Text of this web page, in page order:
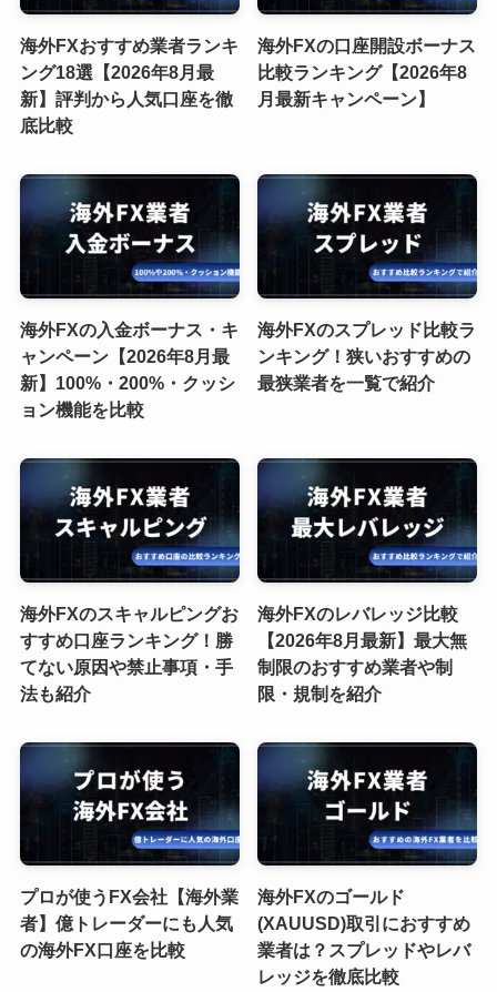
海外FXおすすめ業者ランキ
ング18選【2026年8月最
新】評判から人気口座を徹
底比較
海外FXの口座開設ボーナス
比較ランキング【2026年8
月最新キャンペーン】
海外FXの入金ボーナス・キ
ャンペーン【2026年8月最
新】100%・200%・クッシ
ョン機能を比較
海外FXのスプレッド比較ラ
ンキング！狭いおすすめの
最狭業者を一覧で紹介
海外FXのスキャルピングお
すすめ口座ランキング！勝
てない原因や禁止事項・手
法も紹介
海外FXのレバレッジ比較
【2026年8月最新】最大無
制限のおすすめ業者や制
限・規制を紹介
プロが使うFX会社【海外業
者】億トレーダーにも人気
の海外FX口座を比較
海外FXのゴールド
(XAUUSD)取引におすすめ
業者は？スプレッドやレバ
レッジを徹底比較